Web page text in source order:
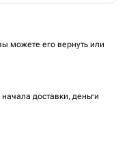
можете его вернуть или
доставки, деньги